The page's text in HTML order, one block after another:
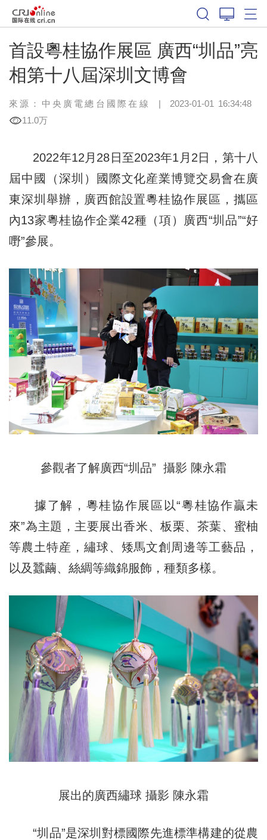
首設粵桂協作展區 廣西“圳品”亮
相第十八屆深圳文博會
來源：中央廣電總台國際在線 | 2023-01-01 16:34:48
11.0万
2022年12月28日至2023年1月2日，第十八
屆中國（深圳）國際文化産業博覽交易會在廣
東深圳舉辦，廣西館設置粵桂協作展區，攜區
內13家粵桂協作企業42種（項）廣西“圳品”“好
嘢”參展。
參觀者了解廣西“圳品” 攝影 陳永霜
據了解，粵桂協作展區以“粵桂協作贏未
來”為主題，主要展出香米、板栗、茶葉、蜜柚
等農土特産，繡球、矮馬文創周邊等工藝品，
以及蠶繭、絲綢等織錦服飾，種類多樣。
展出的廣西繡球 攝影 陳永霜
“圳品”是深圳對標國際先進標準構建的從農